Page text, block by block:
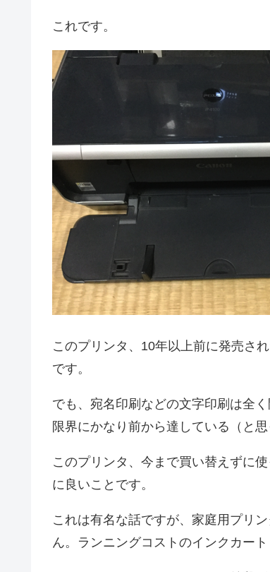
これです。
このプリンタ、10年以上前に発売さ
です。
でも、宛名印刷などの文字印刷は全
限界にかなり前から達している（と思
このプリンタ、今まで買い替えずに
に良いことです。
これは有名な話ですが、家庭用プリ
ん。ランニングコストのインクカー